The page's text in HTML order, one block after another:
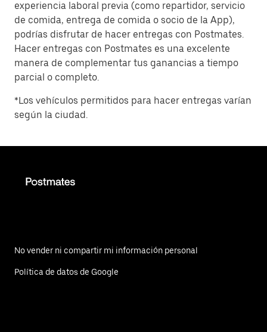
experiencia laboral previa (como repartidor, servicio
de comida, entrega de comida o socio de la App),
podrías disfrutar de hacer entregas con Postmates.
Hacer entregas con Postmates es una excelente
manera de complementar tus ganancias a tiempo
parcial o completo.
*Los vehículos permitidos para hacer entregas varían
según la ciudad.
No vender ni compartir mi información personal
Política de datos de Google